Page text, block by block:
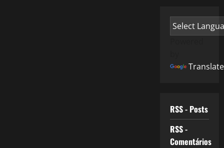
Translate
RSS - Posts
RSS -
Comentários